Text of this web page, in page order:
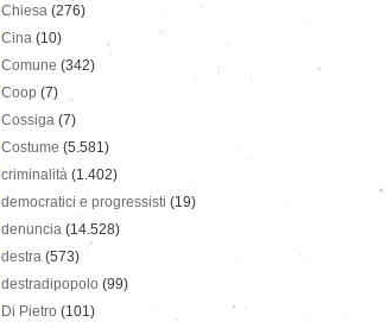
Chiesa (276)
Cina (10)
Comune (342)
Coop (7)
Cossiga (7)
Costume (5.581)
criminalità (1.402)
democratici e progressisti (19)
denuncia (14.528)
destra (573)
destradipopolo (99)
Di Pietro (101)